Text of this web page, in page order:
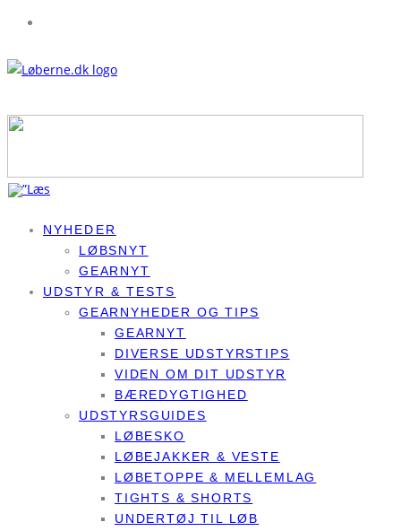
NYHEDER
LØBSNYT
GEARNYT
UDSTYR & TESTS
GEARNYHEDER OG TIPS
GEARNYT
DIVERSE UDSTYRSTIPS
VIDEN OM DIT UDSTYR
BÆREDYGTIGHED
UDSTYRSGUIDES
LØBESKO
LØBEJAKKER & VESTE
LØBETOPPE & MELLEMLAG
TIGHTS & SHORTS
UNDERTØJ TIL LØB